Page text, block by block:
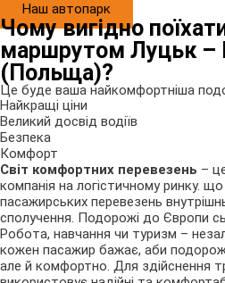
Наш автопарк
Чому вигідно
маршрутом Луцьк –
(Польща)?
Це буде ваша найкомфортніша
Найкращі ціни
Великий досвід водіїв
Безпека
Комфорт
Світ комфортних перевезень –
компанія на логістичному ринку.
пасажирських перевезень
сполучення. Подорожі до Європи
Робота, навчання чи туризм –
кожен пасажир бажає, аби
але й комфортно. Для здійснення